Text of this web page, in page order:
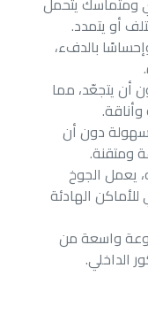
أو يتمدد.
بالدفء،
أن يتجعّد، مما
دون أن
ومتقنة.
يعمل الجوخ
الهادئة
واسعة من
الداخلي.